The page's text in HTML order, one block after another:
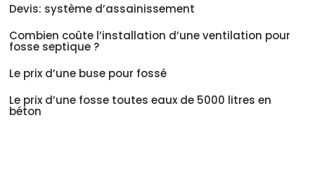
Devis: système d’assainissement
Combien coûte l’installation d’une ventilation pour
fosse septique ?
Le prix d’une buse pour fossé
Le prix d’une fosse toutes eaux de 5000 litres en
béton